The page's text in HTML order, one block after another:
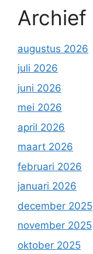
Archief
augustus 2026
juli 2026
juni 2026
mei 2026
april 2026
maart 2026
februari 2026
januari 2026
december 2025
november 2025
oktober 2025